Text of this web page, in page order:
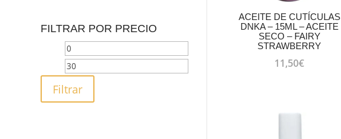
FILTRAR POR PRECIO
Precio
mínimo
Filtrar
ACEITE DE CUTÍCULAS
DNKA – 15ML – ACEITE
SECO – FAIRY
STRAWBERRY
11,50€